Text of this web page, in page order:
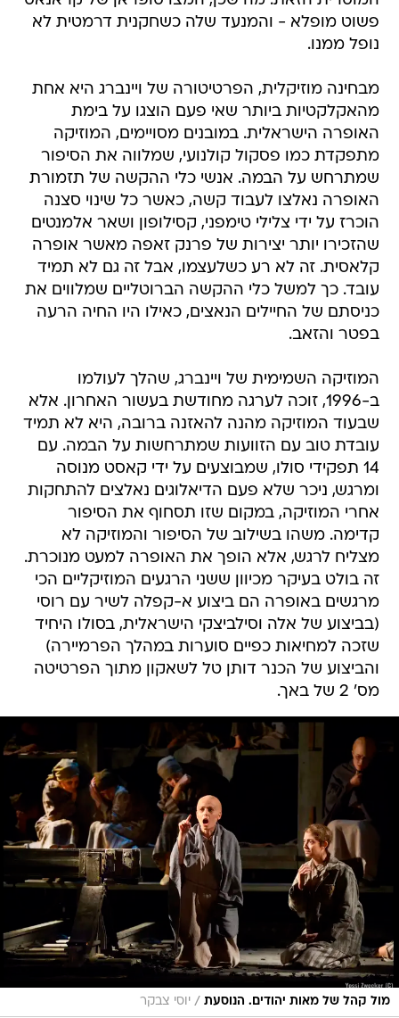
פשוט מופלא - והמנעד שלה כשחקנית דרמטית לא
נופל ממנו.
מבחינה מוזיקלית, הפרטיטורה של ויינברג היא אחת
מהאקלקטיות ביותר שאי פעם הוצגו על בימת
האופרה הישראלית. במובנים מסויימים, המוזיקה
מתפקדת כמו פסקול קולנועי, שמלווה את הסיפור
שמתרחש על הבמה. אנשי כלי ההקשה של תזמורת
האופרה נאלצו לעבוד קשה, כאשר כל שינוי סצנה
הוכרז על ידי צלילי טימפני, קסילופון ושאר אלמנטים
שהזכירו יותר יצירות של פרנק זאפה מאשר אופרה
קלאסית. זה לא רע כשלעצמו, אבל זה גם לא תמיד
עובד. כך למשל כלי ההקשה הברוטליים שמלווים את
כניסתם של החיילים הנאצים, כאילו היו החיה הרעה
בפטר והזאב.
המוזיקה השמימית של ויינברג, שהלך לעולמו
ב-1996, זוכה לערגה מחודשת בעשור האחרון. אלא
שבעוד המוזיקה מהנה להאזנה ברובה, היא לא תמיד
עובדת טוב עם הזוועות שמתרחשות על הבמה. עם
14 תפקידי סולו, שמבוצעים על ידי קאסט מנוסה
ומרגש, ניכר שלא פעם הדיאלוגים נאלצים להתחקות
אחרי המוזיקה, במקום שזו תסחוף את הסיפור
קדימה. משהו בשילוב של הסיפור והמוזיקה לא
מצליח לרגש, אלא הופך את האופרה למעט מנוכרת.
זה בולט בעיקר מכיוון ששני הרגעים המוזיקליים הכי
מרגשים באופרה הם ביצוע א-קפלה לשיר עם רוסי
(בביצוע של אלה וסילביצקי הישראלית, בסולו היחיד
שזכה למחיאות כפיים סוערות במהלך הפרמיירה)
והביצוע של הכנר דותן טל לשאקון מתוך הפרטיטה
מס' 2 של באך.
מול קהל של מאות יהודים. הנוסעת / יוסי צבקר